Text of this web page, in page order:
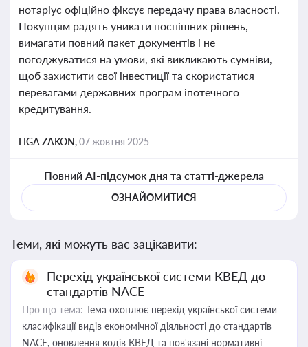
нотаріус офіційно фіксує передачу права власності.
Покупцям радять уникати поспішних рішень,
вимагати повний пакет документів і не
погоджуватися на умови, які викликають сумніви,
щоб захистити свої інвестиції та скористатися
перевагами державних програм іпотечного
кредитування.
LIGA ZAKON,07 жовтня 2025
Повний AI-підсумок дня та статті-джерела
ОЗНАЙОМИТИСЯ
Теми, які можуть вас зацікавити:
Перехід української системи КВЕД до
стандартів NACE
Про що тема: Тема охоплює перехід української системи
класифікації видів економічної діяльності до стандартів
NACE, оновлення кодів КВЕД та пов'язані нормативні